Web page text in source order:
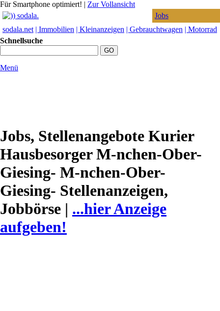
Für Smartphone optimiert! | Zur Vollansicht
Jobs
sodala.net | Immobilien | Kleinanzeigen | Gebrauchtwagen | Motorrad
Schnellsuche
Menü
Jobs, Stellenangebote Kurier
Hausbesorger M-nchen-Ober-
Giesing- M-nchen-Ober-
Giesing- Stellenanzeigen,
Jobbörse | ...hier Anzeige
aufgeben!